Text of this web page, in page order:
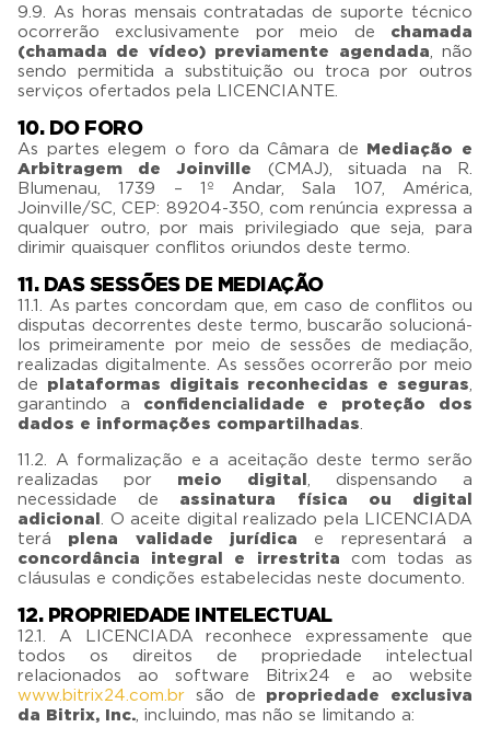
9.9. As horas mensais contratadas de suporte técnico
ocorrerão exclusivamente por meio de chamada
(chamada de vídeo) previamente agendada, não
sendo permitida a substituição ou troca por outros
serviços ofertados pela LICENCIANTE.
10. DO FORO
As partes elegem o foro da Câmara de Mediação e
Arbitragem de Joinville (CMAJ), situada na R.
Blumenau, 1739 – 1º Andar, Sala 107, América,
Joinville/SC, CEP: 89204-350, com renúncia expressa a
qualquer outro, por mais privilegiado que seja, para
dirimir quaisquer conflitos oriundos deste termo.
11. DAS SESSÕES DE MEDIAÇÃO
11.1. As partes concordam que, em caso de conflitos ou
disputas decorrentes deste termo, buscarão solucioná-
los primeiramente por meio de sessões de mediação,
realizadas digitalmente. As sessões ocorrerão por meio
de plataformas digitais reconhecidas e seguras,
garantindo a confidencialidade e proteção dos
dados e informações compartilhadas.
11.2. A formalização e a aceitação deste termo serão
realizadas por meio digital, dispensando a
necessidade de assinatura física ou digital
adicional. O aceite digital realizado pela LICENCIADA
terá plena validade jurídica e representará a
concordância integral e irrestrita com todas as
cláusulas e condições estabelecidas neste documento.
12. PROPRIEDADE INTELECTUAL
12.1. A LICENCIADA reconhece expressamente que
todos os direitos de propriedade intelectual
relacionados ao software Bitrix24 e ao website
www.bitrix24.com.br são de propriedade exclusiva
da Bitrix, Inc., incluindo, mas não se limitando a: